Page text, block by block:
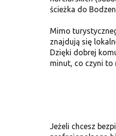
ścieżka do
Mimo
znajdują się
Dzięki dobrej
minut, co czyni to
Jeżeli chcesz